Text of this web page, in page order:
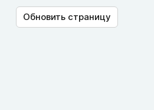
Обновить страницу